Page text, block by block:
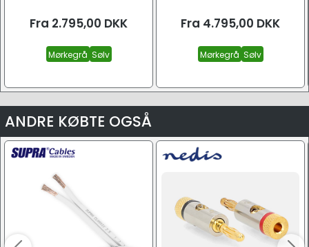
Fra 2.795,00 DKK
Mørkegrå Sølv
Fra 4.795,00 DKK
Mørkegrå Sølv
ANDRE KØBTE OGSÅ